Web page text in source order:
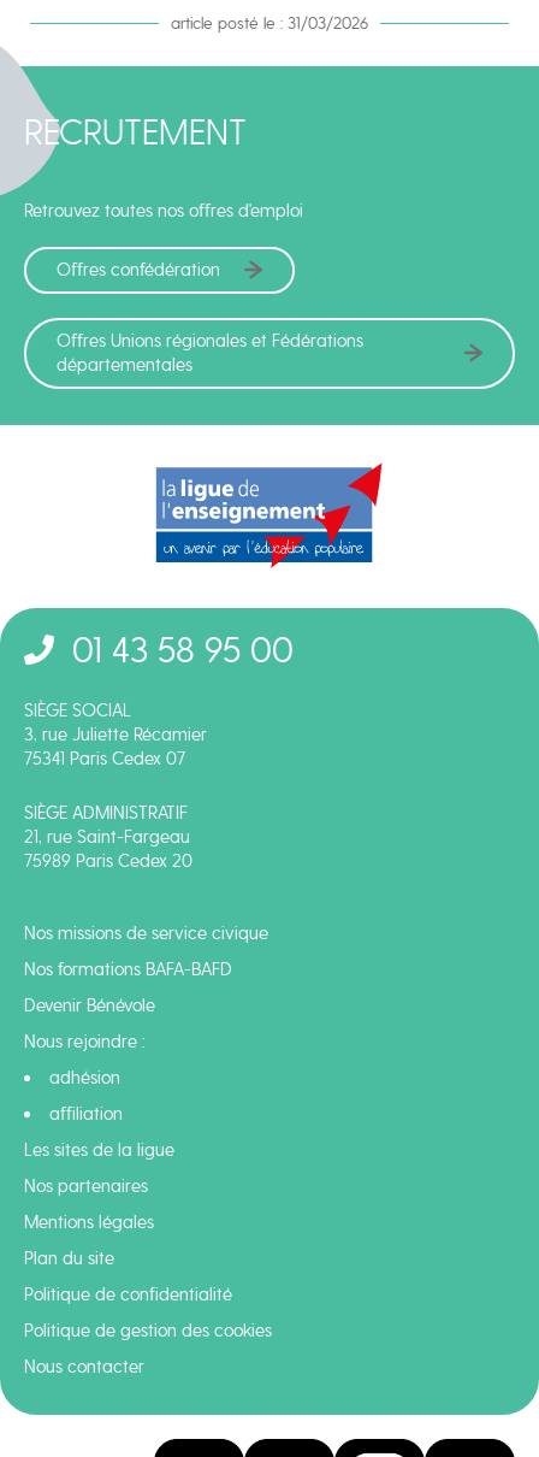
article posté le : 31/03/2026
01 43 58 95 00
SIÈGE SOCIAL
3, rue Juliette Récamier
75341 Paris Cedex 07
SIÈGE ADMINISTRATIF
21, rue Saint-Fargeau
75989 Paris Cedex 20
Nos missions de service civique
Nos formations BAFA-BAFD
Devenir Bénévole
Nous rejoindre :
adhésion
affiliation
Les sites de la ligue
Nos partenaires
Mentions légales
Plan du site
Politique de confidentialité
Politique de gestion des cookies
Nous contacter
RECRUTEMENT
Retrouvez toutes nos offres d'emploi
Offres confédération
Offres Unions régionales et Fédérations
départementales